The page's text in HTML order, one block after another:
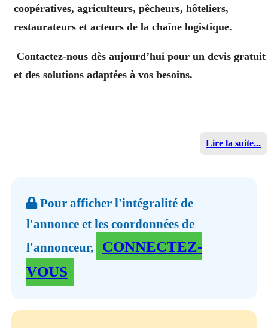
coopératives, agriculteurs, pêcheurs, hôteliers,
restaurateurs et acteurs de la chaîne logistique.
Contactez-nous dès aujourd’hui pour un devis gratuit
et des solutions adaptées à vos besoins.
Lire la suite...
Pour afficher l'intégralité de
l'annonce et les coordonnées de
l'annonceur,
CONNECTEZ-
VOUS